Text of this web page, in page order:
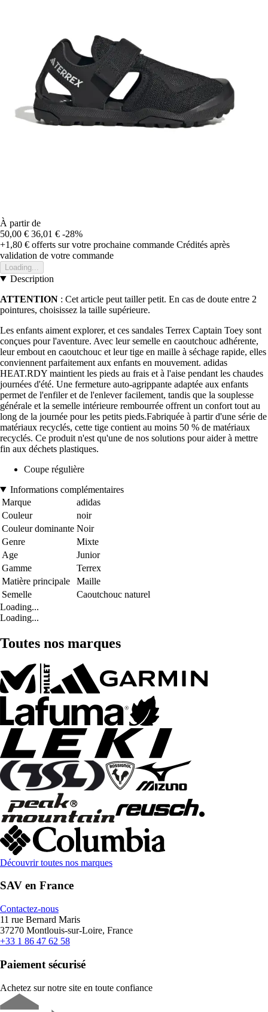
À partir de
50,00 € 36,01 € -28%
+1,80 € offerts sur votre prochaine commande Crédités après
validation de votre commande
Loading...
Description
ATTENTION : Cet article peut tailler petit. En cas de doute entre 2
pointures, choisissez la taille supérieure.
Les enfants aiment explorer, et ces sandales Terrex Captain Toey sont
conçues pour l'aventure. Avec leur semelle en caoutchouc adhérente,
leur embout en caoutchouc et leur tige en maille à séchage rapide, elles
conviennent parfaitement aux enfants en mouvement. adidas
HEAT.RDY maintient les pieds au frais et à l'aise pendant les chaudes
journées d'été. Une fermeture auto-agrippante adaptée aux enfants
permet de l'enfiler et de l'enlever facilement, tandis que la souplesse
générale et la semelle intérieure rembourrée offrent un confort tout au
long de la journée pour les petits pieds.Fabriquée à partir d'une série de
matériaux recyclés, cette tige contient au moins 50 % de matériaux
recyclés. Ce produit n'est qu'une de nos solutions pour aider à mettre
fin aux déchets plastiques.
Coupe régulière
Informations complémentaires
Marque
adidas
Couleur
noir
Couleur dominante Noir
Genre
Mixte
Age
Junior
Gamme
Terrex
Matière principale
Maille
Semelle
Caoutchouc naturel
Loading...
Loading...
Toutes nos marques
Découvrir toutes nos marques
SAV en France
Contactez-nous
11 rue Bernard Maris
37270 Montlouis-sur-Loire, France
+33 1 86 47 62 58
Paiement sécurisé
Achetez sur notre site en toute confiance